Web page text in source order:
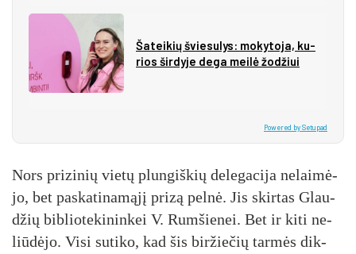
Ša­tei­kių švie­su­lys: mo­ky­to­ja, ku­
rios šir­dy­je de­ga mei­lė žo­džiui
Powered by Setupad
Nors pri­zi­nių vie­tų plun­giš­kių de­le­ga­ci­ja ne­lai­mė­
jo, bet pa­ska­ti­na­mą­jį pri­zą pel­nė. Jis skir­tas Glau­
džių bib­lio­te­ki­nin­kei V. Rum­šie­nei. Bet ir ki­ti ne­
liū­dė­jo. Vi­si su­ti­ko, kad šis bir­žie­čių tar­mės dik­